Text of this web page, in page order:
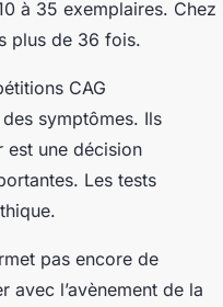
à 35 exemplaires. Chez
plus de 36 fois.
CAG
symptômes. Ils
est une décision
Les tests
pas encore de
l’avènement de la